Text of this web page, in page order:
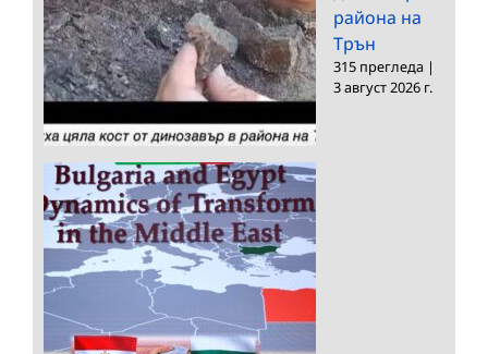
района на
Трън
315 прегледа |
3 август 2026 г.